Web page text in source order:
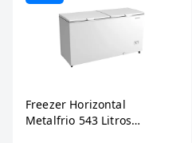
Freezer Horizontal
Metalfrio 543 Litros